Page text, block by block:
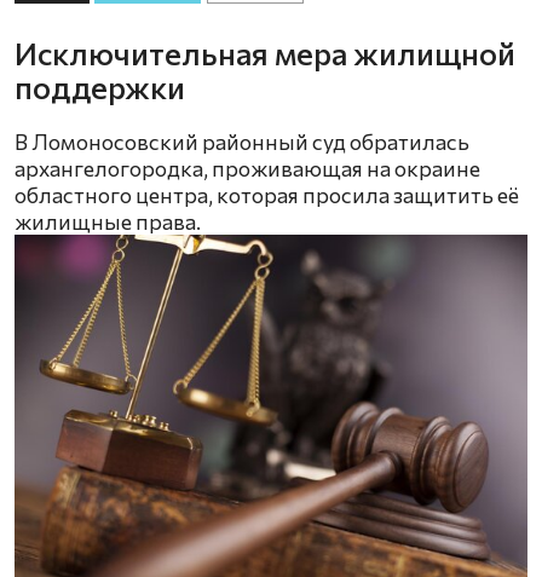
Исключительная мера жилищной
поддержки
В Ломоносовский районный суд обратилась
архангелогородка, проживающая на окраине
областного центра, которая просила защитить её
жилищные права.